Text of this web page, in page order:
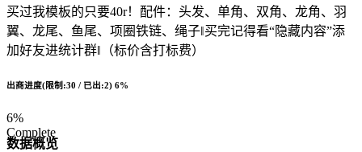
买过我模板的只要40r！配件：头发、单角、双角、龙角、羽
翼、龙尾、鱼尾、项圈铁链、绳子‖买完记得看“隐藏内容”添
加好友进统计群‖（标价含打标费）
出商进度(限制:30 / 已出:2) 6%
6%
Complete
数据概览